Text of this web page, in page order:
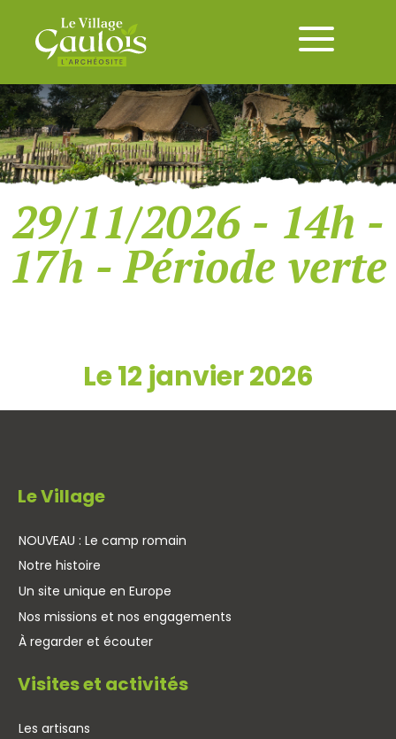
29/11/2026 - 14h -
17h - Période verte
Le 12 janvier 2026
Le Village
NOUVEAU : Le camp romain
Notre histoire
Un site unique en Europe
Nos missions et nos engagements
À regarder et écouter
Visites et activités
Les artisans